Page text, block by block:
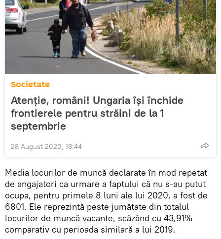
Societate
Atenție, români! Ungaria își închide
frontierele pentru străini de la 1
septembrie
28 August 2020, 18:44
Media locurilor de muncă declarate în mod repetat
de angajatori ca urmare a faptului că nu s-au putut
ocupa, pentru primele 8 luni ale lui 2020, a fost de
6801. Ele reprezintă peste jumătate din totalul
locurilor de muncă vacante, scăzând cu 43,91%
comparativ cu perioada similară a lui 2019.